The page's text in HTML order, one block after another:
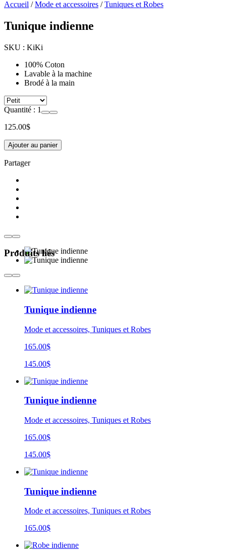
Accueil /Mode et accessoires /Tuniques et Robes
Tunique indienne
SKU : KiKi
100% Coton
Lavable à la machine
Brodé à la main
Quantité : 1
125.00$
Ajouter au panier
Partager
Produits liés
Tunique indienne
Mode et accessoires, Tuniques et Robes
165.00$
145.00$
Tunique indienne
Mode et accessoires, Tuniques et Robes
165.00$
145.00$
Tunique indienne
Mode et accessoires, Tuniques et Robes
165.00$